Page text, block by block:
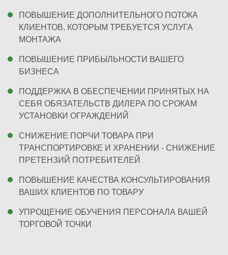
ПОВЫШЕНИЕ ДОПОЛНИТЕЛЬНОГО ПОТОКА
КЛИЕНТОВ, КОТОРЫМ ТРЕБУЕТСЯ УСЛУГА
МОНТАЖА
ПОВЫШЕНИЕ ПРИБЫЛЬНОСТИ ВАШЕГО
БИЗНЕСА
ПОДДЕРЖКА В ОБЕСПЕЧЕНИИ ПРИНЯТЫХ НА
СЕБЯ ОБЯЗАТЕЛЬСТВ ДИЛЕРА ПО СРОКАМ
УСТАНОВКИ ОГРАЖДЕНИЙ
СНИЖЕНИЕ ПОРЧИ ТОВАРА ПРИ
ТРАНСПОРТИРОВКЕ И ХРАНЕНИИ - СНИЖЕНИЕ
ПРЕТЕНЗИЙ ПОТРЕБИТЕЛЕЙ
ПОВЫШЕНИЕ КАЧЕСТВА КОНСУЛЬТИРОВАНИЯ
ВАШИХ КЛИЕНТОВ ПО ТОВАРУ
УПРОЩЕНИЕ ОБУЧЕНИЯ ПЕРСОНАЛА ВАШЕЙ
ТОРГОВОЙ ТОЧКИ